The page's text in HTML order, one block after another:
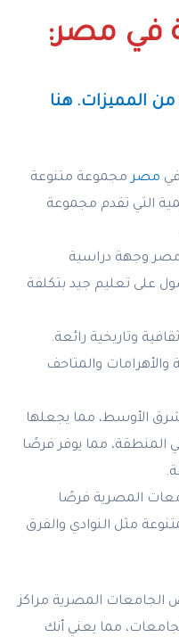
في مصر:
المميزات. هنا
مصرمجموعة متنوعة
التي تقدم مجموعة
مصر وجهة دراسية
على تعليم جيد بتكلفة
وتاريخية رائعة.
والمتاحف
الأوسط، مما يجعلها
المنطقة، مما يوفر فرصًا
المصرية فرصًا
مثل النوادي والفرق
المصرية مراكز
مما يعني أنك